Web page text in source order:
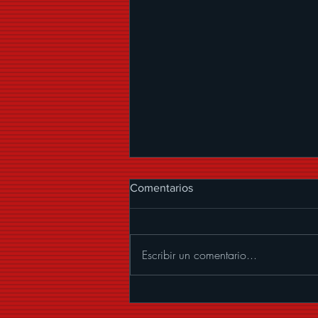
PRESENTA “MUCHOS
Comentarios
Escribir un comentario...